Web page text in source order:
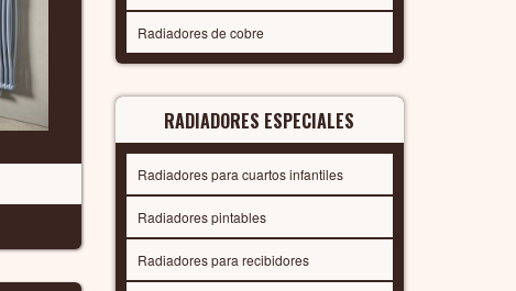
Radiadores de cobre
RADIADORES ESPECIALES
Radiadores para cuartos infantiles
Radiadores pintables
Radiadores para recibidores